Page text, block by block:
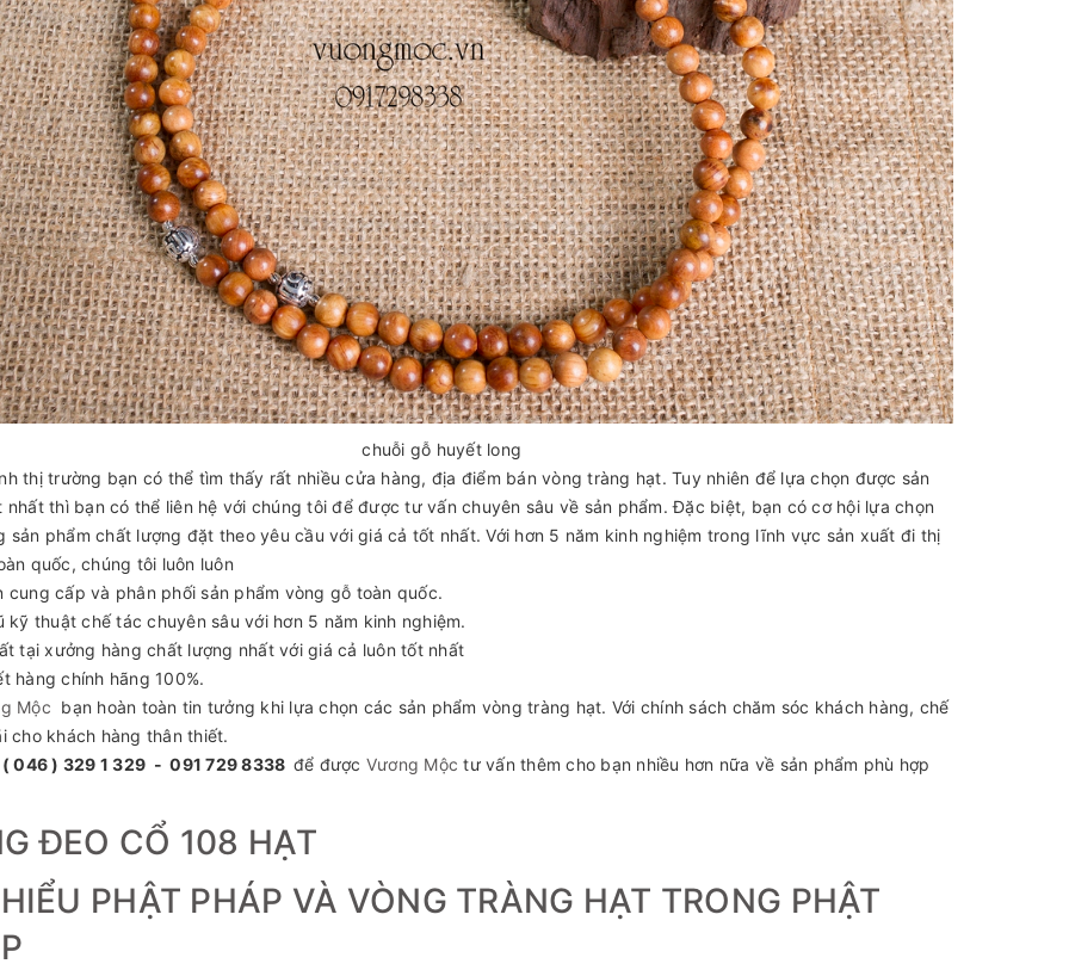
chuỗi gỗ huyết long
thị trường bạn có thể tìm thấy rất nhiều cửa hàng, địa điểm bán vòng tràng hạt. Tuy nhiên để lựa chọn được sản
nhất thì bạn có thể liên hệ với chúng tôi để được tư vấn chuyên sâu về sản phẩm. Đặc biệt, bạn có cơ hội lựa chọn
sản phẩm chất lượng đặt theo yêu cầu với giá cả tốt nhất. Với hơn 5 năm kinh nghiệm trong lĩnh vực sản xuất đi thị
quốc, chúng tôi luôn luôn
cung cấp và phân phối sản phẩm vòng gỗ toàn quốc.
kỹ thuật chế tác chuyên sâu với hơn 5 năm kinh nghiệm.
tại xưởng hàng chất lượng nhất với giá cả luôn tốt nhất
hàng chính hãng 100%.
Mộc bạn hoàn toàn tin tưởng khi lựa chọn các sản phẩm vòng tràng hạt. Với chính sách chăm sóc khách hàng, chế
cho khách hàng thân thiết.
( 046 ) 329 1 329 - 091 729 8338 để được Vương Mộc tư vấn thêm cho bạn nhiều hơn nữa về sản phẩm phù hợp
ĐEO CỔ 108 HẠT
PHẬT PHÁP VÀ VÒNG TRÀNG HẠT TRONG PHẬT